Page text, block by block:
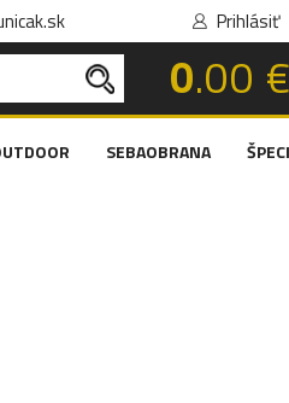
Prihlásiť
0.00 €
SEBAOBRANA